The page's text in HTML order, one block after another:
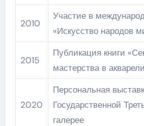
2010
Участие в
«Искусство народов
2015
Публикация книги
мастерства в
2020
Персональная
Государственной
галерее